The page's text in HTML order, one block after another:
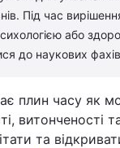
Під час
або
до наукових
плин часу як
витонченості
та